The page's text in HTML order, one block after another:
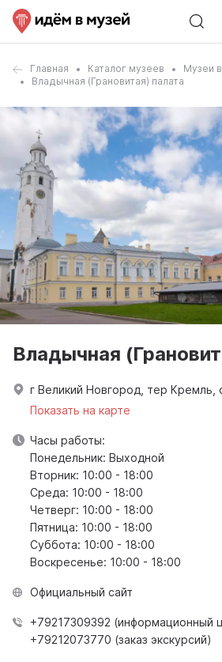
Главная Каталог музеев
Музеи
Владычная (Грановитая) палата
Владычная
г Великий Новгород, тер Кремль,
Показать на карте
Часы работы:
Понедельник: Выходной
Вторник: 10:00 - 18:00
Среда: 10:00 - 18:00
Четверг: 10:00 - 18:00
Пятница: 10:00 - 18:00
Суббота: 10:00 - 18:00
Воскресенье: 10:00 - 18:00
Официальный сайт
+79217309392 (информационный
+79212073770 (заказ экскурсий)